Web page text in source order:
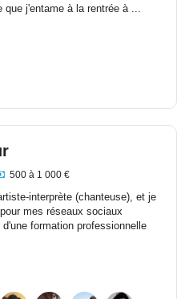
que j'entame à la rentrée à ...
500 à 1 000 €
interprète (chanteuse), et je
mes réseaux sociaux
formation professionnelle